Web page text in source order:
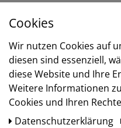
Versand
Cookies
Wir nutzen Cookies auf
diesen sind essenziell,
diese Website und Ihre
Weitere Informationen
Cookies und Ihren
Daten­schutz­erklärung